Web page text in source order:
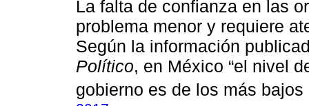
La falta de confianza en las
problema menor y requiere
Según la información
Político, en México “el nivel
gobierno es de los más bajos